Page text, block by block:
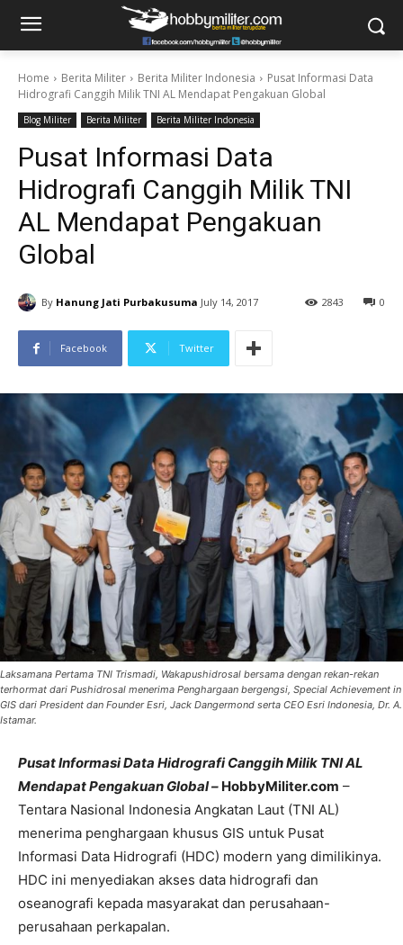
Home Berita Militer Berita Militer Indonesia
Pusat Informasi Data
Hidrografi Canggih Milik TNI AL Mendapat Pengakuan Global
Blog Militer Berita Militer Berita Militer Indonesia
Pusat Informasi Data
Hidrografi Canggih Milik TNI
AL Mendapat Pengakuan
Global
By Hanung Jati Purbakusuma July 14, 2017 0
2843
Facebook Twitter
Laksamana Pertama TNI Trismadi, Wakapushidrosal bersama dengan rekan-rekan
terhormat dari Pushidrosal menerima Penghargaan bergengsi, Special Achievement in
GIS dari President dan Founder Esri, Jack Dangermond serta CEO Esri Indonesia, Dr. A.
Istamar.
Pusat Informasi Data Hidrografi Canggih Milik TNI AL
Mendapat Pengakuan Global – HobbyMiliter.com –
Tentara Nasional Indonesia Angkatan Laut (TNI AL)
menerima penghargaan khusus GIS untuk Pusat
Informasi Data Hidrografi (HDC) modern yang dimilikinya.
HDC ini menyediakan akses data hidrografi dan
oseanografi kepada masyarakat dan perusahaan-
perusahaan perkapalan.